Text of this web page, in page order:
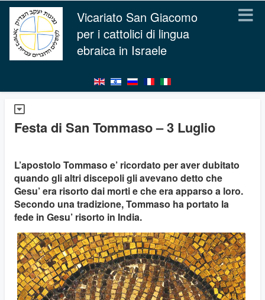
Vicariato San Giacomo
per i cattolici di lingua
ebraica in Israele
Festa di San Tommaso – 3 Luglio
L’apostolo Tommaso e’ ricordato per aver dubitato
quando gli altri discepoli gli avevano detto che
Gesu’ era risorto dai morti e che era apparso a loro.
Secondo una tradizione, Tommaso ha portato la
fede in Gesu’ risorto in India.